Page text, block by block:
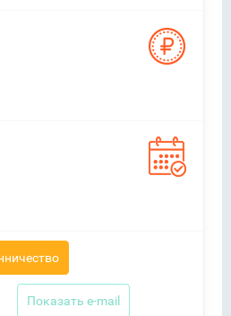
Показать e-mail